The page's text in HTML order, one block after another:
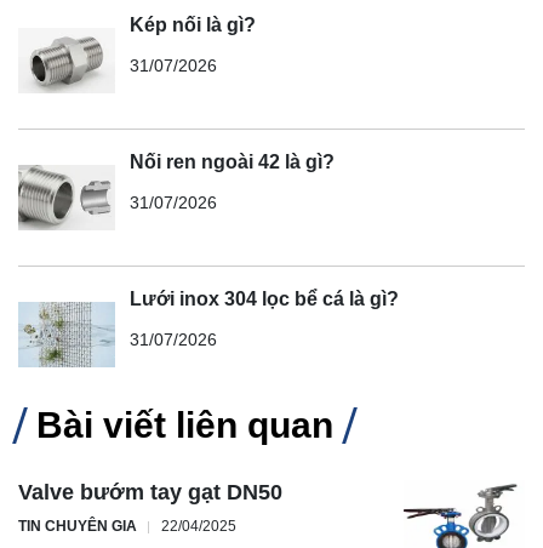
Kép nối là gì?
31/07/2026
Nối ren ngoài 42 là gì?
31/07/2026
Lưới inox 304 lọc bể cá là gì?
31/07/2026
Bài viết liên quan
Valve bướm tay gạt DN50
TIN CHUYÊN GIA 22/04/2025